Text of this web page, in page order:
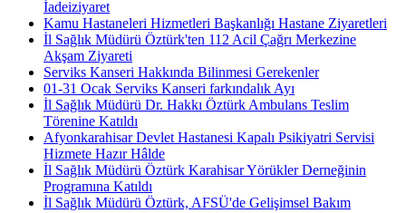
İadeiziyaret
Kamu Hastaneleri Hizmetleri Başkanlığı Hastane Ziyaretleri
İl Sağlık Müdürü Öztürk'ten 112 Acil Çağrı Merkezine
Akşam Ziyareti
Serviks Kanseri Hakkında Bilinmesi Gerekenler
01-31 Ocak Serviks Kanseri farkındalık Ayı
İl Sağlık Müdürü Dr. Hakkı Öztürk Ambulans Teslim
Törenine Katıldı
Afyonkarahisar Devlet Hastanesi Kapalı Psikiyatri Servisi
Hizmete Hazır Hâlde
İl Sağlık Müdürü Öztürk Karahisar Yörükler Derneğinin
Programına Katıldı
İl Sağlık Müdürü Öztürk, AFSÜ'de Gelişimsel Bakım